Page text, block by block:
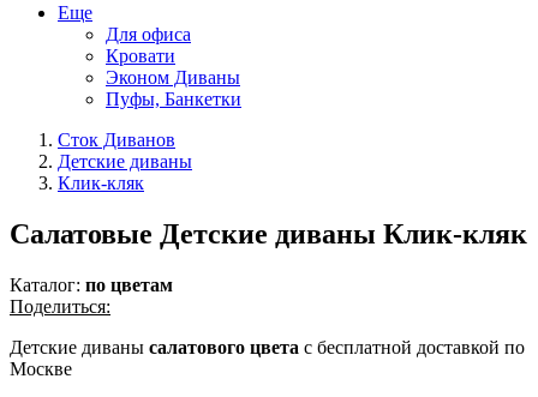
Еще
Для офиса
Кровати
Эконом Диваны
Пуфы, Банкетки
Сток Диванов
Детские диваны
Клик-кляк
Салатовые Детские диваны Клик-кляк
Каталог: по цветам
Поделиться:
Детские диваны салатового цвета с бесплатной доставкой по
Москве